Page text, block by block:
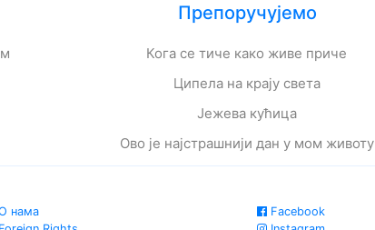
Препоручујемо
Кога се тиче како живе приче
Ципела на крају света
Јежева кућица
Ово је најстрашнији дан у мом животу
нама
Facebook